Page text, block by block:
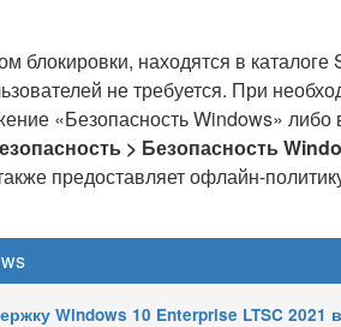
блокировки, находятся в каталоге
не требуется. При
«Безопасность Windows»
> Безопасность
предоставляет офлайн-
10 Enterprise LTSC 2021 в январе 2027 года.